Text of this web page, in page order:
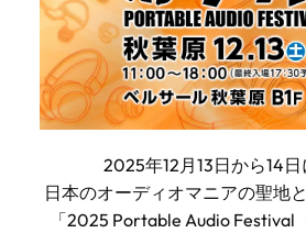
2025年12月13日から14日
日本のオーディオマニアの聖地
「2025 Portable Audio